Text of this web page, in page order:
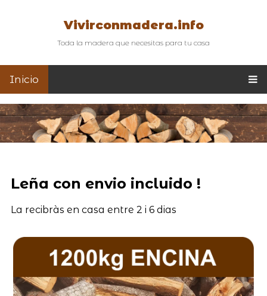
Vivirconmadera.info
Toda la madera que necesitas para tu casa
Inicio
Leña con envio incluido !
La recibràs en casa entre 2 i 6 dias